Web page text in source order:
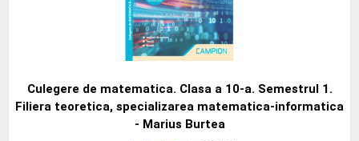
Culegere de matematica. Clasa a 10-a. Semestrul 1.
Filiera teoretica, specializarea matematica-informatica
- Marius Burtea